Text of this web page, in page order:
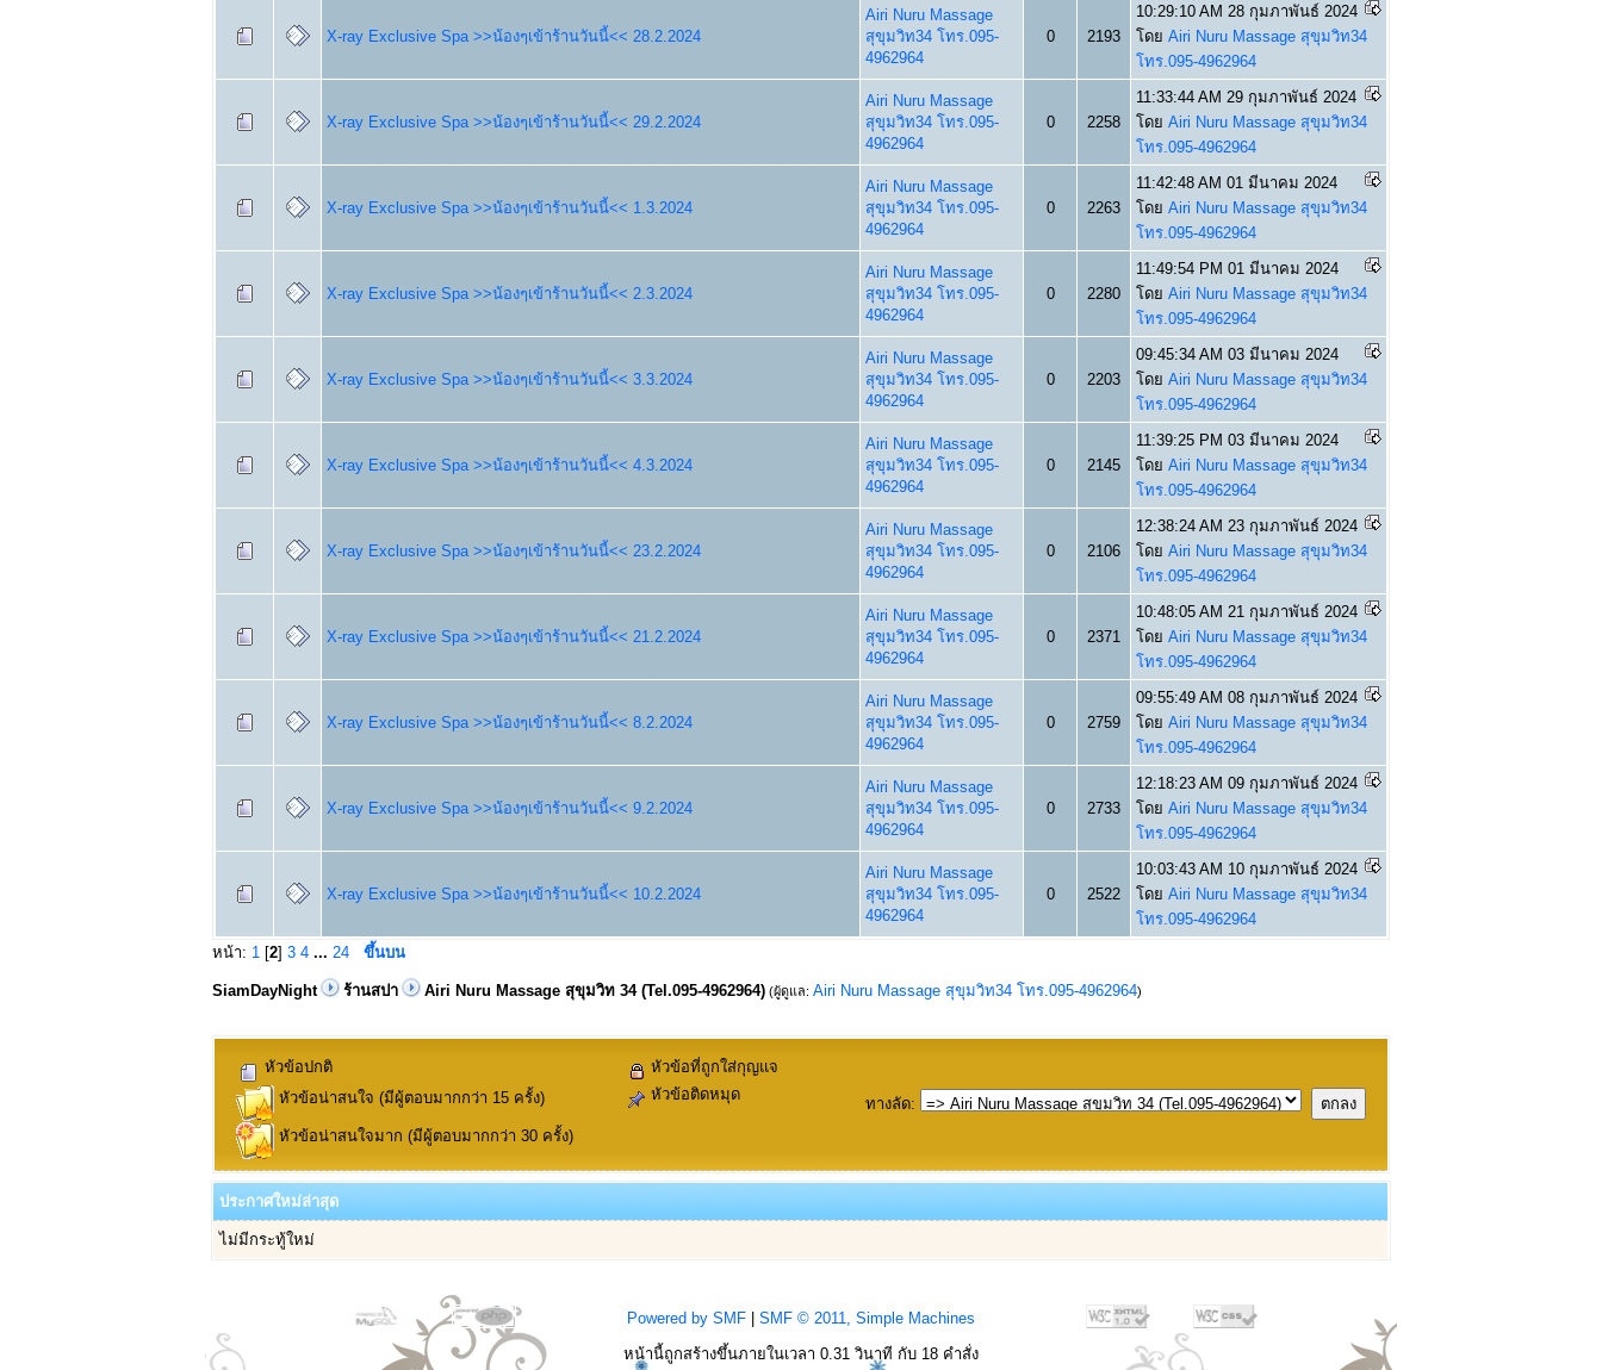
X-ray Exclusive Spa >>น้องๆเข้าร้านวันนี้<< 28.2.2024
Airi Nuru Massage
สุขุมวิท34 โทร.095-
4962964
0 2193
10:29:10 AM 28 กุมภาพันธ์ 2024
โดย Airi Nuru Massage สุขุมวิท34
โทร.095-4962964
X-ray Exclusive Spa >>น้องๆเข้าร้านวันนี้<< 29.2.2024
Airi Nuru Massage
สุขุมวิท34 โทร.095-
4962964
0 2258
11:33:44 AM 29 กุมภาพันธ์ 2024
โดย Airi Nuru Massage สุขุมวิท34
โทร.095-4962964
X-ray Exclusive Spa >>น้องๆเข้าร้านวันนี้<< 1.3.2024
Airi Nuru Massage
สุขุมวิท34 โทร.095-
4962964
0 2263
11:42:48 AM 01 มีนาคม 2024
โดย Airi Nuru Massage สุขุมวิท34
โทร.095-4962964
X-ray Exclusive Spa >>น้องๆเข้าร้านวันนี้<< 2.3.2024
Airi Nuru Massage
สุขุมวิท34 โทร.095-
4962964
0 2280
11:49:54 PM 01 มีนาคม 2024
โดย Airi Nuru Massage สุขุมวิท34
โทร.095-4962964
X-ray Exclusive Spa >>น้องๆเข้าร้านวันนี้<< 3.3.2024
Airi Nuru Massage
สุขุมวิท34 โทร.095-
4962964
0 2203
09:45:34 AM 03 มีนาคม 2024
โดย Airi Nuru Massage สุขุมวิท34
โทร.095-4962964
X-ray Exclusive Spa >>น้องๆเข้าร้านวันนี้<< 4.3.2024
Airi Nuru Massage
สุขุมวิท34 โทร.095-
4962964
0 2145
11:39:25 PM 03 มีนาคม 2024
โดย Airi Nuru Massage สุขุมวิท34
โทร.095-4962964
X-ray Exclusive Spa >>น้องๆเข้าร้านวันนี้<< 23.2.2024
Airi Nuru Massage
สุขุมวิท34 โทร.095-
4962964
0 2106
12:38:24 AM 23 กุมภาพันธ์ 2024
โดย Airi Nuru Massage สุขุมวิท34
โทร.095-4962964
X-ray Exclusive Spa >>น้องๆเข้าร้านวันนี้<< 21.2.2024
Airi Nuru Massage
สุขุมวิท34 โทร.095-
4962964
0 2371
10:48:05 AM 21 กุมภาพันธ์ 2024
โดย Airi Nuru Massage สุขุมวิท34
โทร.095-4962964
X-ray Exclusive Spa >>น้องๆเข้าร้านวันนี้<< 8.2.2024
Airi Nuru Massage
สุขุมวิท34 โทร.095-
4962964
0 2759
09:55:49 AM 08 กุมภาพันธ์ 2024
โดย Airi Nuru Massage สุขุมวิท34
โทร.095-4962964
X-ray Exclusive Spa >>น้องๆเข้าร้านวันนี้<< 9.2.2024
Airi Nuru Massage
สุขุมวิท34 โทร.095-
4962964
0 2733
12:18:23 AM 09 กุมภาพันธ์ 2024
โดย Airi Nuru Massage สุขุมวิท34
โทร.095-4962964
X-ray Exclusive Spa >>น้องๆเข้าร้านวันนี้<< 10.2.2024
Airi Nuru Massage
สุขุมวิท34 โทร.095-
4962964
0 2522
10:03:43 AM 10 กุมภาพันธ์ 2024
โดย Airi Nuru Massage สุขุมวิท34
โทร.095-4962964
หน้า: 1 [2] 3 4 ... 24 ขึ้นบน
SiamDayNight ร้านสปา Airi Nuru Massage สุขุมวิท 34 (Tel.095-4962964) (ผู้ดูแล: Airi Nuru Massage สุขุมวิท34 โทร.095-4962964)
หัวข้อปกติ
หัวข้อน่าสนใจ (มีผู้ตอบมากกว่า 15 ครั้ง)
หัวข้อน่าสนใจมาก (มีผู้ตอบมากกว่า 30 ครั้ง)
หัวข้อที่ถูกใส่กุญแจ
หัวข้อติดหมุด
ทางลัด:
ประกาศใหม่ล่าสุด
ไม่มีกระทู้ใหม่
Powered by SMF | SMF © 2011, Simple Machines
หน้านี้ถูกสร้างขึ้นภายในเวลา 0.31 วินาที กับ 18 คำสั่ง